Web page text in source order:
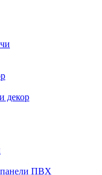
декор
ПВХ